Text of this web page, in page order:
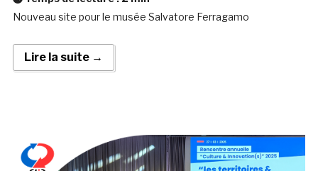
Nouveau site pour le musée Salvatore Ferragamo
Lire la suite →